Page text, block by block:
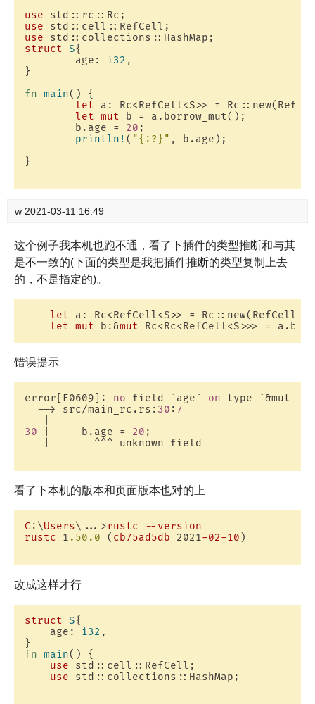
use
use
use
struct S{
	age:
i32 ,
}
fn main() {
let a: Rc<RefCell<S>> =
let mut b = a.borrow_mut();
	b.age =
20 ;
println! ( "{:?}" , b.age);
}
w 2021-03-11 16:49
这个例子我本机也跑不通，看了下插件的类型推断和与其
是不一致的(下面的类型是我把插件推断的类型复制上去
的，不是指定的)。
let a: Rc<RefCell<S>> =
let mut b:&mut
错误提示
error[E0609]: no field ` age` on type `&mut
  --> src/main_rc.rs:
30 : 7
30 |     b.age = 20 ;
   |       ^^^ unknown field
看了下本机的版本和页面版本也对的上
C :\Users\...>rustc
--version
rustc
1 .50 .0 ( cb75ad5db 2021-02-10 )
改成这样才行
struct S{
    age:
i32 ,
fn main() {
use std::cell::RefCell;
use std::collections::HashMap;